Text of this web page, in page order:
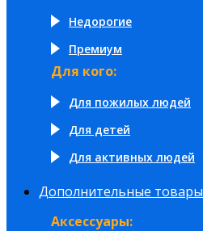
Недорогие
Премиум
Для кого:
Для пожилых людей
Для детей
Для активных людей
Дополнительные товары
Аксессуары: